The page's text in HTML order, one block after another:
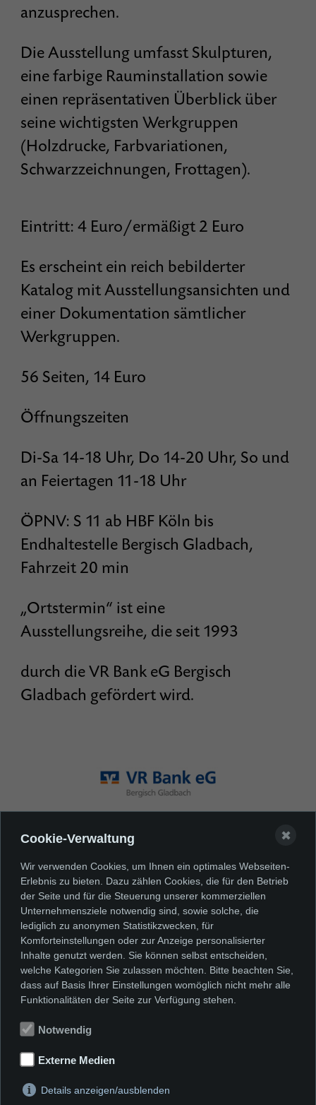
anzusprechen.
Die Ausstellung umfasst Skulpturen,
eine farbige Rauminstallation sowie
einen repräsentativen Überblick über
seine wichtigsten Werkgruppen
(Holzdrucke, Farbvariationen,
Schwarzzeichnungen, Frottagen).
Eintritt: 4 Euro/ermäßigt 2 Euro
Es erscheint ein reich bebilderter
Katalog mit Ausstellungsansichten und
einer Dokumentation sämtlicher
Werkgruppen.
56 Seiten, 14 Euro
Öffnungszeiten
Di-Sa 14-18 Uhr, Do 14-20 Uhr, So und
an Feiertagen 11-18 Uhr
ÖPNV: S 11 ab HBF Köln bis
Endhaltestelle Bergisch Gladbach,
Fahrzeit 20 min
„Ortstermin“ ist eine
Ausstellungsreihe, die seit 1993
durch die VR Bank eG Bergisch
Gladbach gefördert wird.
Cookie-Verwaltung
Wir verwenden Cookies, um Ihnen ein optimales Webseiten-
Erlebnis zu bieten. Dazu zählen Cookies, die für den Betrieb
der Seite und für die Steuerung unserer kommerziellen
Unternehmensziele notwendig sind, sowie solche, die
lediglich zu anonymen Statistikzwecken, für
Komforteinstellungen oder zur Anzeige personalisierter
Inhalte genutzt werden. Sie können selbst entscheiden,
welche Kategorien Sie zulassen möchten. Bitte beachten Sie,
dass auf Basis Ihrer Einstellungen womöglich nicht mehr alle
Funktionalitäten der Seite zur Verfügung stehen.
Notwendig
Externe Medien
Details anzeigen/ausblenden
✖